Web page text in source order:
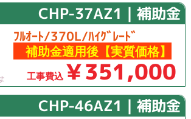
CHP-37AZ1｜補助金
ﾌﾙｵｰﾄ/370L/ﾊｲｸﾞﾚｰﾄﾞ
補助金適用後【実質価格】
工事費込 ￥351,000
CHP-46AZ1｜補助金